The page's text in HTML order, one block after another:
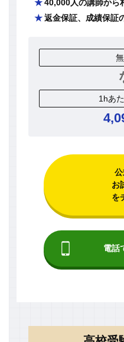
40,000人の講師から
返金保証、成績保証
1hあ
お
を
電話